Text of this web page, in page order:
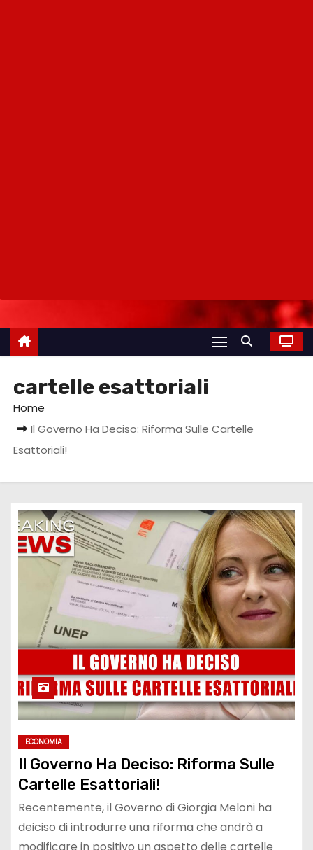
cartelle esattoriali
Home
Il Governo Ha Deciso: Riforma Sulle Cartelle
Esattoriali!
ECONOMIA
Il Governo Ha Deciso: Riforma Sulle
Cartelle Esattoriali!
Recentemente, il Governo di Giorgia Meloni ha
deiciso di introdurre una riforma che andrà a
modificare in positivo un aspetto delle cartelle